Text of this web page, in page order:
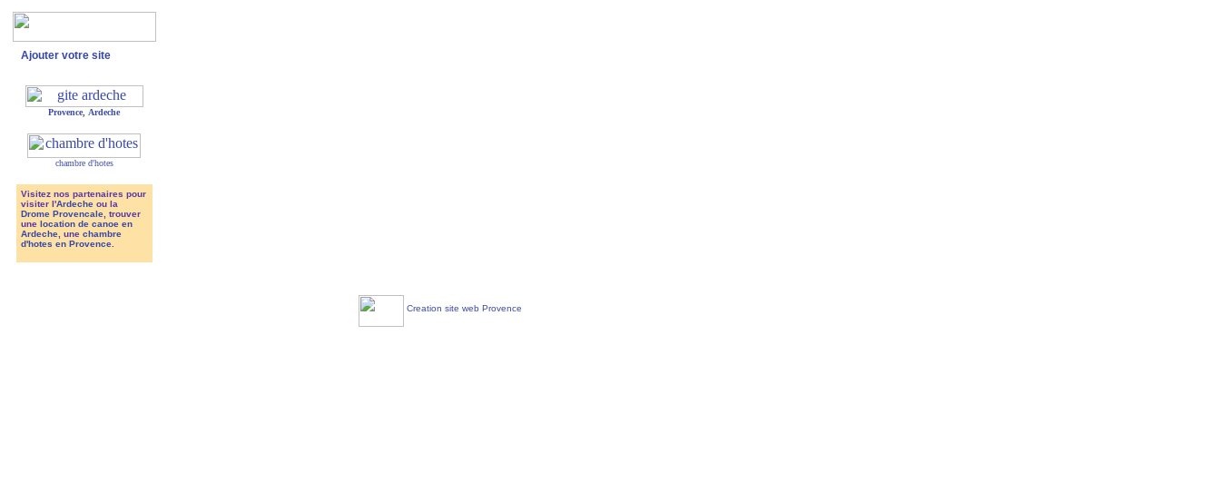
Ajouter votre site
Provence Ardeche
chambre d'hotes
Visitez nos partenaires pour
visiter l'Ardecheou la
Drome Provencale, trouver
une location de canoe en
Ardeche, une chambre
d'hotes en Provence.
Creation site web Provence